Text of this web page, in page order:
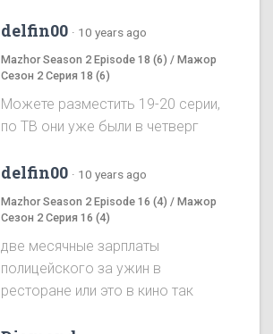
delfin00 · 10 years ago
Mazhor Season 2 Episode 18 (6) / Мажор
Сезон 2 Серия 18 (6)
Можете разместить 19-20 серии,
по ТВ они уже были в четверг
delfin00 · 10 years ago
Mazhor Season 2 Episode 16 (4) / Мажор
Сезон 2 Серия 16 (4)
две месячные зарплаты
полицейского за ужин в
ресторане или это в кино так